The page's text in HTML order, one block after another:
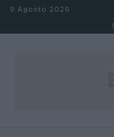
Salta al contenuto
9 Agosto 2026